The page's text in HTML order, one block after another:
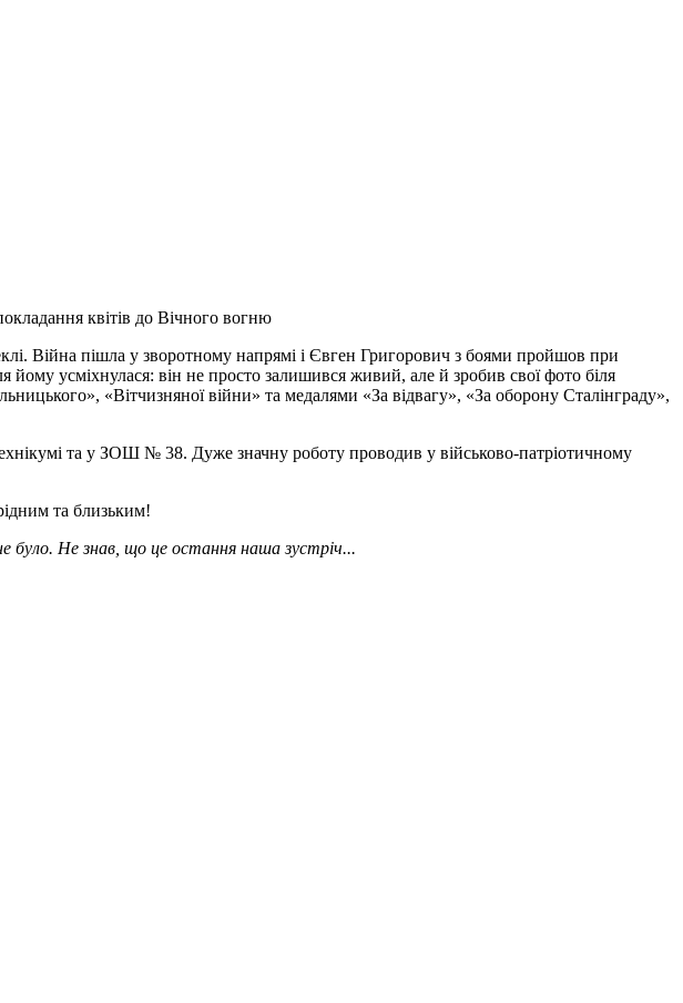
квітів до Вічного вогню
Війна пішла у зворотному напрямі і Євген Григорович з боями пройшов при
йому усміхнулася: він не просто залишився живий, але й зробив свої фото біля
«Вітчизняної війни» та медалями «За відвагу», «За оборону Сталінграду»,
та у ЗОШ № 38. Дуже значну роботу проводив у військово-патріотичному
та близьким!
було. Не знав, що це остання наша зустріч...